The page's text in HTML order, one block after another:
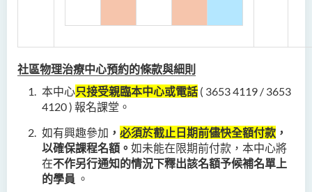
社區物理治療中心預約的條款與細則
本中心只接受親臨本中心或電話 ( 3653 4119 / 3653
4120 ) 報名課堂。
如有興趣參加 ， 必須於截止日期前儘快全額付款 ，
以確保課程名額。 如未能在限期前付款，本中心將
在不作另行通知的情況下釋出該名額予候補名單上
的學員 。